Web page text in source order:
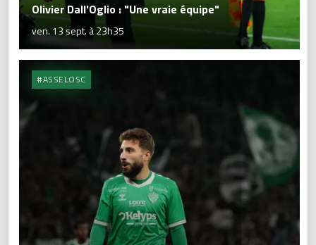
Olivier Dall'Oglio : "Une vraie équipe"
ven. 13 sept. à 23h35
#ASSELOSC